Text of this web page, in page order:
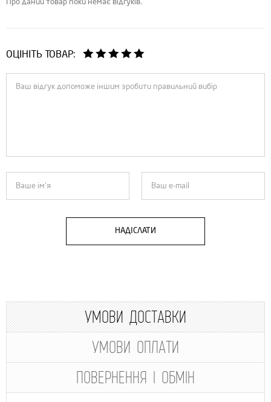
ОЦІНІТЬ ТОВАР:
НАДІСЛАТИ
УМОВИ ДОСТАВКИ
УМОВИ ОПЛАТИ
ПОВЕРНЕННЯ І ОБМІН